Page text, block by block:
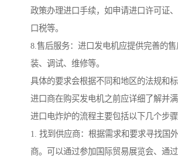
政策办理进口手续，如申请进口许可证
口税等。
8.售后服务：进口发电机应提供完善的
装、调试、维修等。
具体的要求会根据不同和地区的法规和标
进口商在购买发电机之前应详细了解并满
进口电炸炉的流程主要包括以下几个步骤
1. 找到供应商：根据需求和要求寻找国
商。可以通过参加国际贸易展览会、通